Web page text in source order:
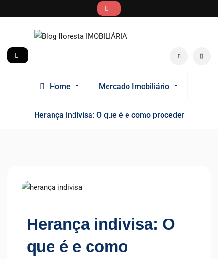
to
Blog floresta IMOBILIÁRIA Search social
Home Mercado Imobiliário
Herança indivisa: O que é e como proceder
Herança indivisa: O
que é e como